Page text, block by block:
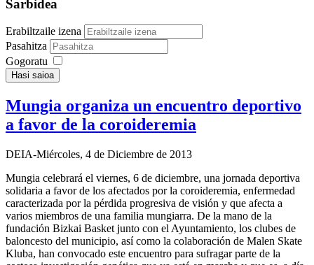
Sarbidea
Erabiltzaile izena
Pasahitza
Gogoratu
Hasi saioa
Mungia organiza un encuentro deportivo
a favor de la coroideremia
DEIA-Miércoles, 4 de Diciembre de 2013
Mungia celebrará el viernes, 6 de diciembre, una jornada deportiva
solidaria a favor de los afectados por la coroideremia, enfermedad
caracterizada por la pérdida progresiva de visión y que afecta a
varios miembros de una familia mungiarra. De la mano de la
fundación Bizkai Basket junto con el Ayuntamiento, los clubes de
baloncesto del municipio, así como la colaboración de Malen Skate
Kluba, han convocado este encuentro para sufragar parte de la